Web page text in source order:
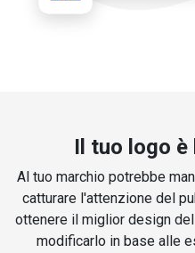
Il tuo logo
Al tuo marchio potrebbe
catturare l'attenzione del
ottenere il miglior design
modificarlo in base alle